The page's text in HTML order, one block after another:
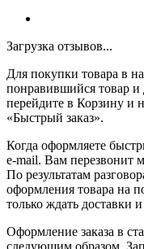
Загрузка отзывов...
Для покупки товара в
понравившийся товар и
перейдите в Корзину и
«Быстрый заказ».
Когда оформляете
e-mail. Вам перезвонит
По результатам
оформления товара на
только ждать доставки
Оформление заказа в
следующим образом.